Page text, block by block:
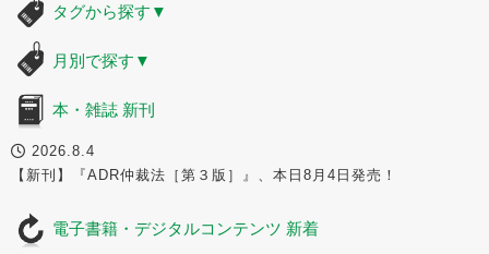
タグから探す ▼
月別で探す ▼
本・雑誌 新刊
2026.8.4
【新刊】『ADR仲裁法［第３版］』、本日8月4日発売！
電子書籍・デジタルコンテンツ 新着